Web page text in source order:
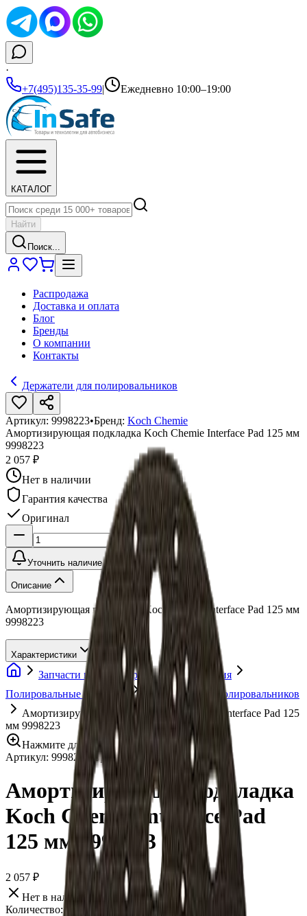
·
+7(495)135-35-99| Ежедневно 10:00–19:00
КАТАЛОГ
Найти
Поиск...
Распродажа
Доставка и оплата
Блог
Бренды
О компании
Контакты
Держатели для полировальников
Артикул: 9998223•Бренд: Koch Chemie
Амортизирующая подкладка Koch Chemie Interface Pad 125 мм
9998223
2 057 ₽
Нет в наличии
Гарантия качества
Оригинал
Уточнить наличие
Описание
Амортизирующая подкладка Koch Chemie Interface Pad 125 мм
9998223
Характеристики
Запчасти и аксессуары для оборудования
Полировальные машинки
Держатели для полировальников
Амортизирующая подкладка Koch Chemie Interface Pad 125
мм 9998223
Нажмите для увеличения
Артикул: 9998223 Бренд:
Амортизирующая подкладка
Koch Chemie Interface Pad
125 мм 9998223
2 057 ₽
Нет в наличии
Количество: